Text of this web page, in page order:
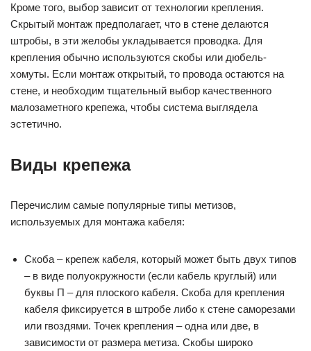
Кроме того, выбор зависит от технологии крепления.
Скрытый монтаж предполагает, что в стене делаются
штробы, в эти желобы укладывается проводка. Для
крепления обычно используются скобы или дюбель-
хомуты. Если монтаж открытый, то провода остаются на
стене, и необходим тщательный выбор качественного
малозаметного крепежа, чтобы система выглядела
эстетично.
Виды крепежа
Перечислим самые популярные типы метизов,
используемых для монтажа кабеля:
Скоба – крепеж кабеля, который может быть двух типов
– в виде полуокружности (если кабель круглый) или
буквы П – для плоского кабеля. Скоба для крепления
кабеля фиксируется в штробе либо к стене саморезами
или гвоздями. Точек крепления – одна или две, в
зависимости от размера метиза. Скобы широко